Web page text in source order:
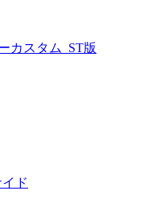
カスタム_ST版
ド